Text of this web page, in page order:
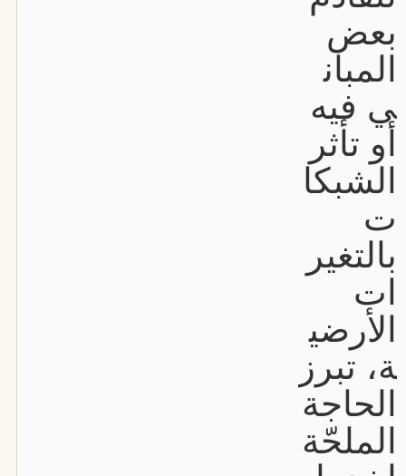
بعض
المبان
ي فيه
أو تأثر
الشبكا
ت
بالتغير
ات
الأرضي
ة، تبرز
الحاجة
الملحّة